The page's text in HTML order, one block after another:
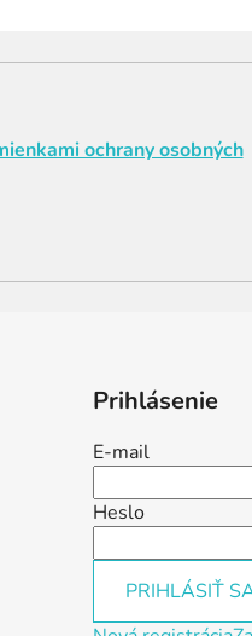
ochrany osobných
Prihlásenie
E-mail
Heslo
PRIHLÁSIŤ